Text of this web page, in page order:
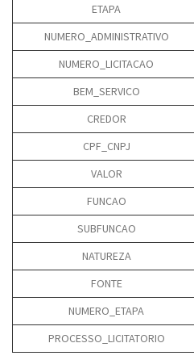
ETAPA
NUMERO_ADMINISTRATIVO
NUMERO_LICITACAO
BEM_SERVICO
CREDOR
CPF_CNPJ
VALOR
FUNCAO
SUBFUNCAO
NATUREZA
FONTE
NUMERO_ETAPA
PROCESSO_LICITATORIO